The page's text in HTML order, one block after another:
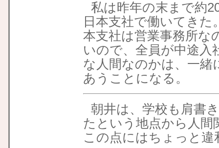
私は昨年の末まで約
日本支社で働いてき
本支社は営業事務所な
いので、全員が中途
な人間なのかは、一
あうことになる。
朝井は、学校も肩書
たという地点から人間
この点にはちょっと違